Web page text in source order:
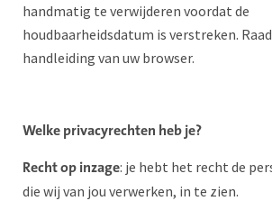
handmatig te verwijderen voordat de
houdbaarheidsdatum is verstreken.
handleiding van uw browser.
Welke privacyrechten heb je?
Recht op inzage: je hebt het recht de
die wij van jou verwerken, in te zien.